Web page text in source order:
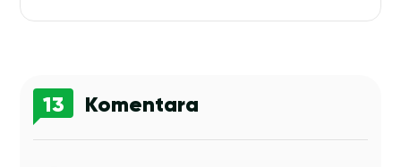
13 Komentara